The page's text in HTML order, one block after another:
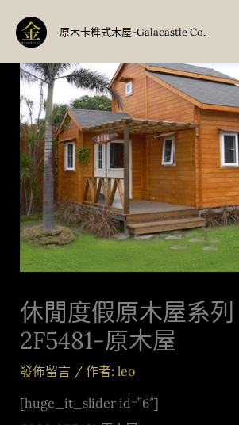
要
原木卡榫式木屋-Galacastle Co.
休閒度假原木屋系
2F5481-原木屋
發佈留言 / 作者: leo
[huge_it_slider id=”6″]